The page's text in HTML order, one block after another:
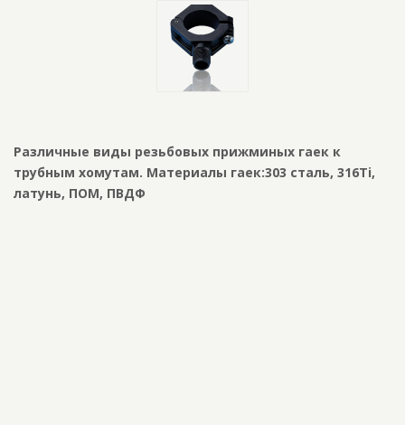
Различные виды резьбовых прижминых гаек к
трубным хомутам. Материалы гаек:303 сталь, 316Ti,
латунь, ПОМ, ПВДФ